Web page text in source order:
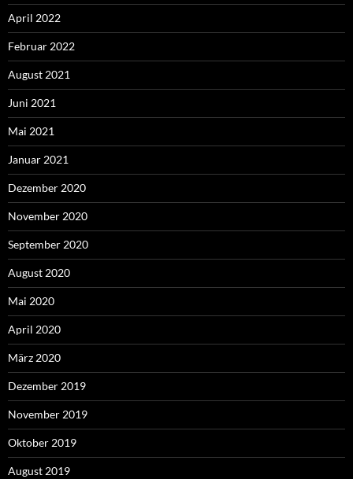
April 2022
Februar 2022
August 2021
Juni 2021
Mai 2021
Januar 2021
Dezember 2020
November 2020
September 2020
August 2020
Mai 2020
April 2020
März 2020
Dezember 2019
November 2019
Oktober 2019
August 2019